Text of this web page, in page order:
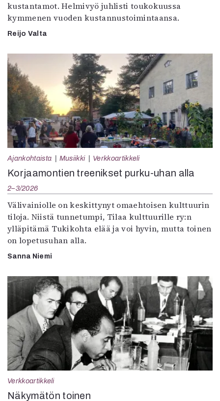
kustantamot. Helmivyö juhlisti toukokuussa
kymmenen vuoden kustannustoimintaansa.
Reijo Valta
Ajankohtaista Musiikki Verkkoartikkeli
Korjaamontien treenikset purku-uhan alla
2–3/2026
Välivainiolle on keskittynyt omaehtoisen kulttuurin
tiloja. Niistä tunnetumpi, Tilaa kulttuurille ry:n
ylläpitämä Tukikohta elää ja voi hyvin, mutta toinen
on lopetusuhan alla.
Sanna Niemi
Verkkoartikkeli
Näkymätön toinen